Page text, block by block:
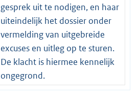
gesprek uit te nodigen, en haar
uiteindelijk het dossier onder
vermelding van uitgebreide
excuses en uitleg op te sturen.
De klacht is hiermee kennelijk
ongegrond.